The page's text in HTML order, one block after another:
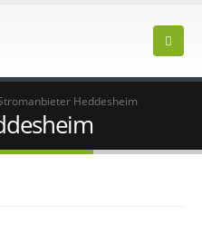
Heddesheim